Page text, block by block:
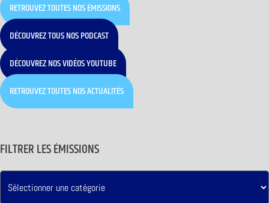
RETROUVEZ TOUTES NOS ÉMISSIONS
DÉCOUVREZ TOUS NOS PODCAST
DÉCOUVREZ NOS VIDÉOS YOUTUBE
RETROUVEZ TOUTES NOS ACTUALITÉS
FILTRER LES ÉMISSIONS